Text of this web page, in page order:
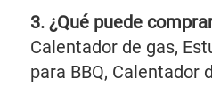
Calentador de gas,
para BBQ, Calentador